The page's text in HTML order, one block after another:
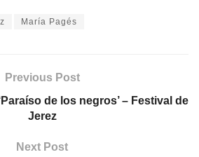
María Pagés
Previous Post
de los negros’ – Festival de
Jerez
Next Post